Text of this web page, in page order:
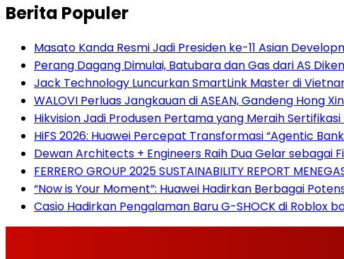
Berita Populer
Masato Kanda Resmi Jadi Presiden ke-11 Asian
Perang Dagang Dimulai, Batubara dan Gas dari AS
Jack Technology Luncurkan SmartLink Master di
WALOVI Perluas Jangkauan di ASEAN, Gandeng Hong
Hikvision Jadi Produsen Pertama yang Meraih
HiFS 2026: Huawei Percepat Transformasi “Agentic
Dewan Architects + Engineers Raih Dua Gelar sebagai
FERRERO GROUP 2025 SUSTAINABILITY REPORT
“Now is Your Moment”: Huawei Hadirkan Berbagai
Casio Hadirkan Pengalaman Baru G-SHOCK di Roblox